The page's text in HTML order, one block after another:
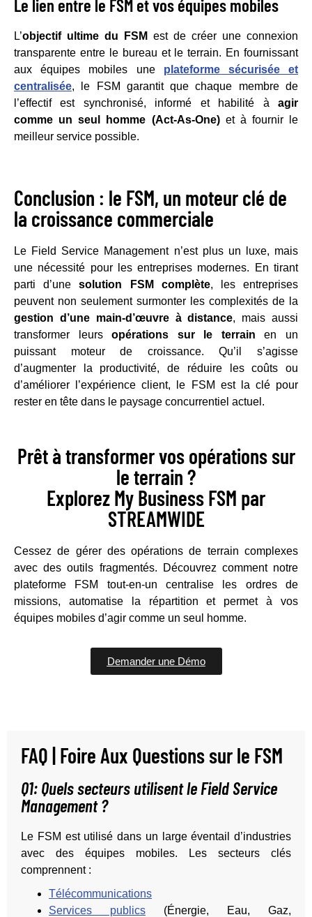
Le lien entre le FSM et vos équipes mobiles
L’objectif ultime du FSM est de créer une connexion
transparente entre le bureau et le terrain. En fournissant
aux équipes mobiles une plateforme sécurisée et
centralisée, le FSM garantit que chaque membre de
l’effectif est synchronisé, informé et habilité à agir
comme un seul homme (Act-As-One)et à fournir le
meilleur service possible.
Conclusion : le FSM, un moteur clé de
la croissance commerciale
Le Field Service Management n’est plus un luxe, mais
une nécessité pour les entreprises modernes. En tirant
parti d’unesolution FSM complète, les entreprises
peuvent non seulement surmonter les complexités de la
gestion d’une main-d’œuvre à distance, mais aussi
transformer leursopérations sur le terrain en un
puissant moteur de croissance. Qu’il s’agisse
d’augmenter la productivité, de réduire les coûts ou
d’améliorer l’expérience client, le FSM est la clé pour
rester en tête dans le paysage concurrentiel actuel.
Prêt à transformer vos opérations sur
le terrain ?
Explorez My Business FSM par
STREAMWIDE
Cessez de gérer des opérations de terrain complexes
avec des outils fragmentés. Découvrez comment notre
plateforme FSM tout-en-un centralise les ordres de
missions, automatise la répartition et permet à vos
équipes mobiles d’agir comme un seul homme.
Demander une Démo
FAQ | Foire Aux Questions sur le FSM
Q1: Quels secteurs utilisent le Field Service
Management ?
Le FSM est utilisé dans un large éventail d’industries
avec des équipes mobiles. Les secteurs clés
comprennent :
Télécommunications
Services publics (Énergie, Eau, Gaz,